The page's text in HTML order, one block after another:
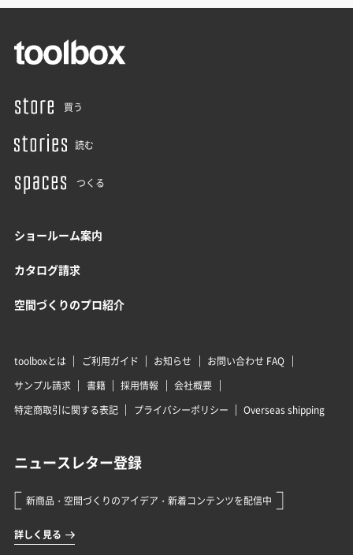
買う
読む
つくる
ショールーム案内
カタログ請求
空間づくりのプロ紹介
toolboxとは ご利用ガイド お知らせ
お問い合わせ FAQ
サンプル請求
書籍 採用情報
会社概要
特定商取引に関する表記
プライバシーポリシー Overseas shipping